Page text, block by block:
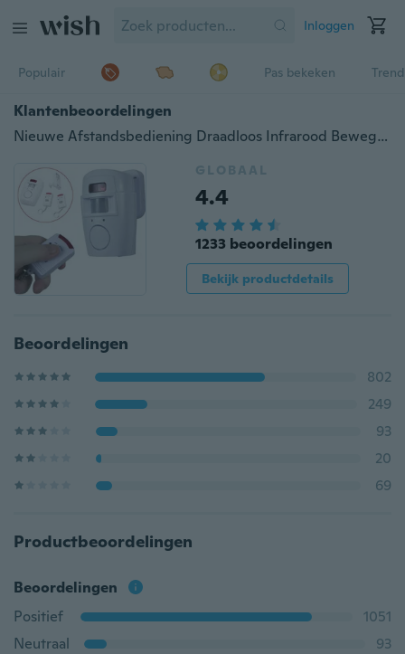
Inloggen
Populair Pas bekeken
Klantenbeoordelingen
Nieuwe Afstandsbediening Draadloos Infrarood Bewegingssensor Alarm Beveiliging Thuissysteem AP Wit
GLOBAAL
4.4
1233 beoordelingen
Bekijk productdetails
Beoordelingen
802
249
93
20
69
Productbeoordelingen
Beoordelingen
Positief
1051
Neutraal
93